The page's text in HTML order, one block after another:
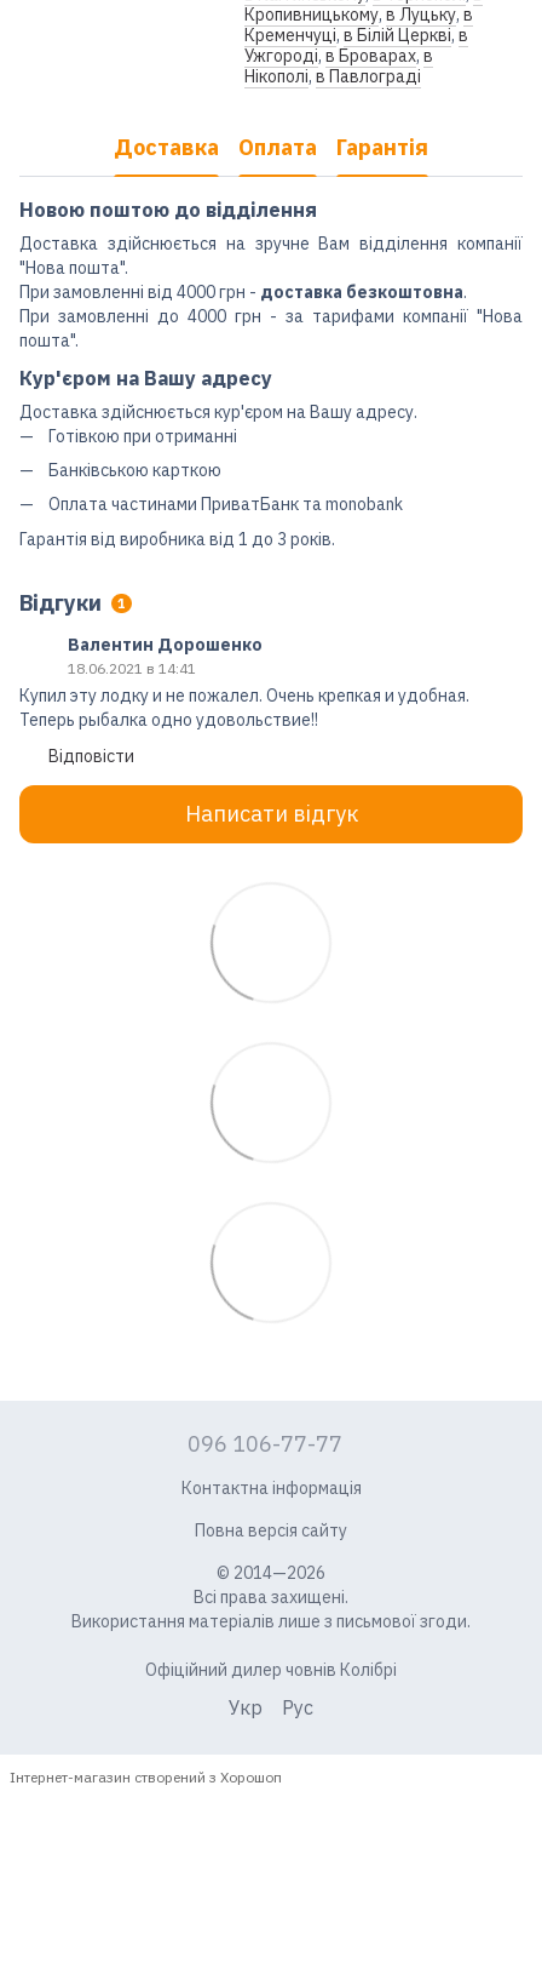
Кропивницькому, в Луцьку, в
Кременчуці, в Білій Церкві, в
Ужгороді, в Броварах, в
Нікополі, в Павлограді
Доставка Оплата Гарантія
Новою поштою до відділення
Доставка здійснюється на зручне Вам відділення компанії
"Нова пошта".
При замовленні від 4000 грн - доставка безкоштовна.
При замовленні до 4000 грн - за тарифами компанії "Нова
пошта".
Кур'єром на Вашу адресу
Доставка здійснюється кур'єром на Вашу адресу.
Готівкою при отриманні
Банківською карткою
Оплата частинами ПриватБанк та monobank
Гарантія від виробника від 1 до 3 років.
Відгуки 1
Валентин Дорошенко
18.06.2021 в 14:41
Купил эту лодку и не пожалел. Очень крепкая и удобная.
Теперь рыбалка одно удовольствие!!
Відповісти
Написати відгук
096 106-77-77
Контактна інформація
Повна версія сайту
© 2014—2026
Всі права захищені.
Використання матеріалів лише з письмової згоди.
Офіційний дилер човнів Колібрі
Укр Рус
Інтернет-магазин створений з Хорошоп